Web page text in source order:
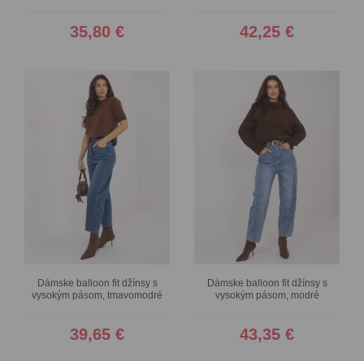
35,80 € 42,25 €
Dámske balloon fit džínsy s
vysokým pásom, tmavomodré
39,65 €
Dámske balloon fit džínsy s
vysokým pásom, modré
43,35 €